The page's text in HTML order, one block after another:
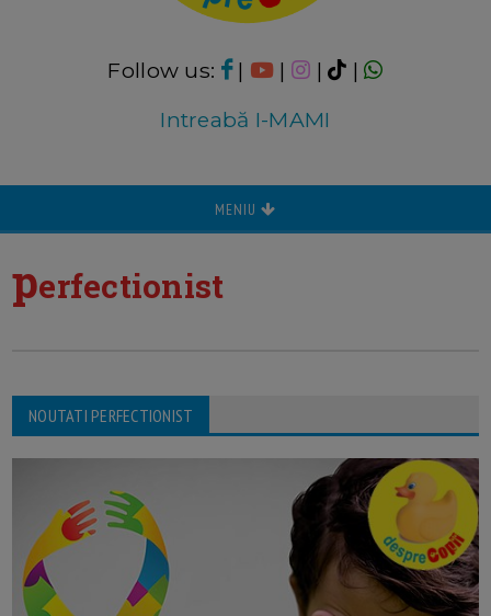
Follow us: | | |
|
Intreabă I-MAMI
MENIU
perfectionist
NOUTATI PERFECTIONIST